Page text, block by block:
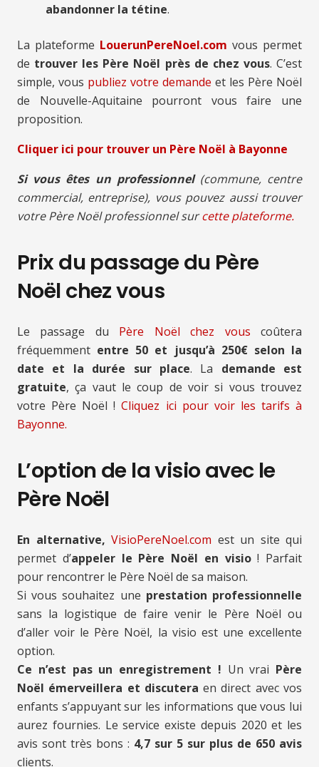
abandonner la tétine.
La plateforme LouerunPereNoel.com vous permet
de trouver les Père Noël près de chez vous. C’est
simple, vous publiez votre demande et les Père Noël
de Nouvelle-Aquitaine pourront vous faire une
proposition.
Cliquer ici pour trouver un Père Noël à Bayonne
Si vous êtes un professionnel(commune, centre
commercial, entreprise), vous pouvez aussi trouver
votre Père Noël professionnel surcette plateforme.
Prix du passage du Père
Noël chez vous
Le passage du Père Noël chez vous coûtera
fréquemment entre 50 et jusqu’à 250€ selon la
date et la durée sur place. La demande est
gratuite, ça vaut le coup de voir si vous trouvez
votre Père Noël !Cliquez ici pour voir les tarifs à
Bayonne.
L’option de la visio avec le
Père Noël
En alternative, VisioPereNoel.com est un site qui
permet d’appeler le Père Noël en visio! Parfait
pour rencontrer le Père Noël de sa maison.
Si vous souhaitez une prestation professionnelle
sans la logistique de faire venir le Père Noël ou
d’aller voir le Père Noël, la visio est une excellente
option.
Ce n’est pas un enregistrement ! Un vrai Père
Noël émerveillera et discutera en direct avec vos
enfants s’appuyant sur les informations que vous lui
aurez fournies. Le service existe depuis 2020 et les
avis sont très bons : 4,7 sur 5 sur plus de 650 avis
clients.